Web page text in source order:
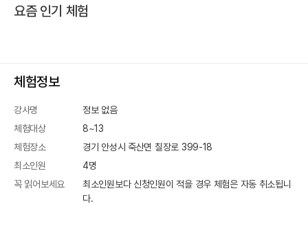
요즘 인기 체험
체험정보
강사명
정보 없음
체험대상
8~13
체험장소
경기 안성시 죽산면 칠장로 399-18
최소인원
4명
꼭 읽어보세요
최소인원보다 신청인원이 적을 경우 체험은 자동 취소됩니
다.